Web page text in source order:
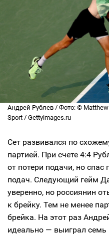
Андрей Рублев / Фото: ©
Sport / Gettyimages.ru
Сет развивался по
партией. При счете 4:4
от потери подачи, но
подач. Следующий гейм
уверенно, но россиянин
к брейку. Тем не менее
брейка. На этот раз
идеально — выиграл